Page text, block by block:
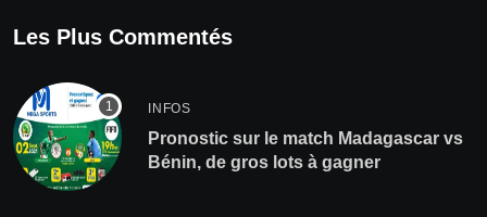
Les Plus Commentés
INFOS
Pronostic sur le match Madagascar vs
Bénin, de gros lots à gagner